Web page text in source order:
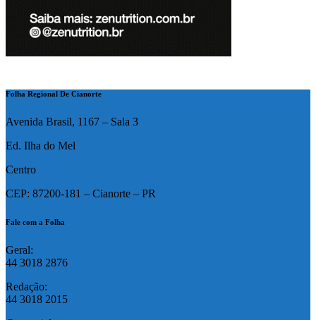
Folha Regional De Cianorte
Avenida Brasil, 1167 – Sala 3
Ed. Ilha do Mel
Centro
CEP: 87200-181 – Cianorte – PR
Fale com a Folha
Geral:
44 3018 2876
Redação:
44 3018 2015